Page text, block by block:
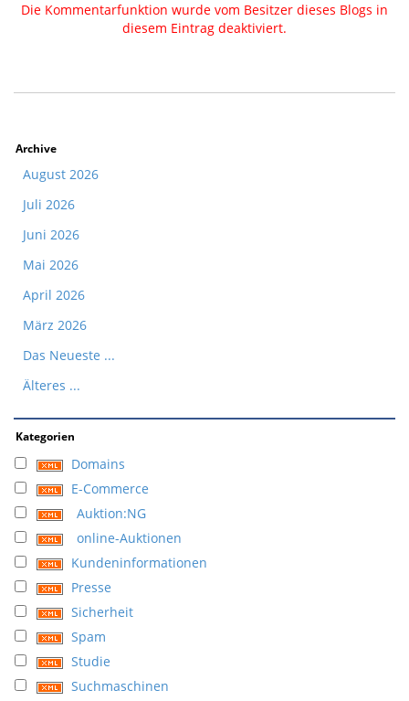
Die Kommentarfunktion wurde vom Besitzer dieses Blogs in
diesem Eintrag deaktiviert.
Archive
August 2026
Juli 2026
Juni 2026
Mai 2026
April 2026
März 2026
Das Neueste ...
Älteres ...
Kategorien
Domains
E-Commerce
Auktion:NG
online-Auktionen
Kundeninformationen
Presse
Sicherheit
Spam
Studie
Suchmaschinen